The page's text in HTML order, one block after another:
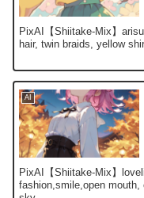
PixAI【Shiitake-Mix】
hair, twin braids, yellow
AI
PixAI【Shiitake-Mix】
fashion,smile,open